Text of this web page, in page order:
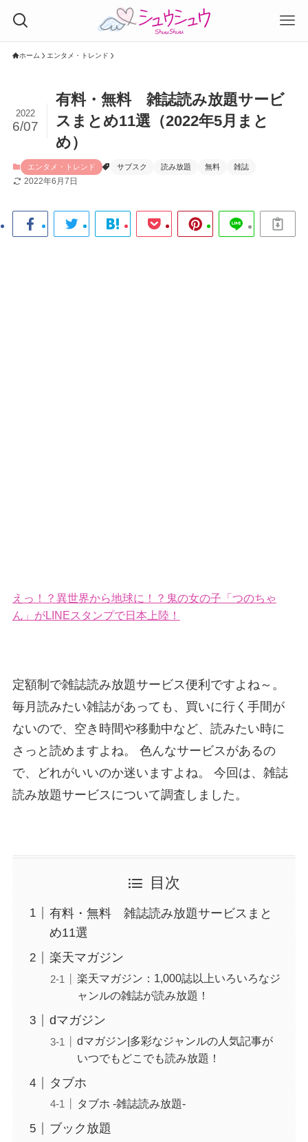
ホーム エンタメ・トレンド
有料・無料 雑誌読み放題サービ
スまとめ11選（2022年5月まと
め）
2022
6/07
エンタメ・トレンド サブスク 読み放題 無料 雑誌
2022年6月7日
えっ！？異世界から地球に！？鬼の女の子「つのちゃ
ん」がLINEスタンプで日本上陸！
定額制で雑誌読み放題サービス便利ですよね～。
毎月読みたい雑誌があっても、買いに行く手間が
ないので、空き時間や移動中など、読みたい時に
さっと読めますよね。 色んなサービスがあるの
で、どれがいいのか迷いますよね。 今回は、雑誌
読み放題サービスについて調査しました。
目次
有料・無料 雑誌読み放題サービスまと
め11選
楽天マガジン
楽天マガジン：1,000誌以上いろいろなジ
ャンルの雑誌が読み放題！
dマガジン
dマガジン|多彩なジャンルの人気記事が
いつでもどこでも読み放題！
タブホ
タブホ -雑誌読み放題-
ブック放題